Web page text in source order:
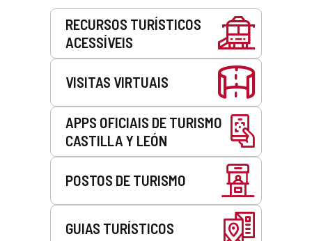
RECURSOS TURÍSTICOS
ACESSÍVEIS
VISITAS VIRTUAIS
APPS OFICIAIS DE TURISMO
CASTILLA Y LEÓN
POSTOS DE TURISMO
GUIAS TURÍSTICOS